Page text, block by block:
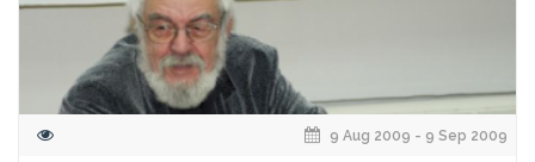
9 Aug 2009 - 9 Sep 2009